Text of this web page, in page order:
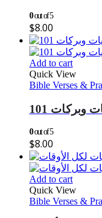
0out of 5
$8.00
Add to cart
Quick View
Bible Verses &
وبركات
0out of 5
$8.00
Add to cart
Quick View
Bible Verses &